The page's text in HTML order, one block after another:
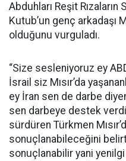
Abduhları Reşit
Kutub’un genç arkadaşı
olduğunu vurguladı.
“Size sesleniyoruz ey
İsrail siz Mısır’da
ey İran sen de darbe
sen darbeye destek
sürdüren Türkmen
sonuçlanabileceğini
sonuçlanabilir yani